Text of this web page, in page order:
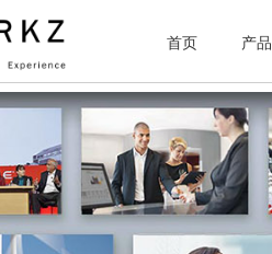
首页
产品